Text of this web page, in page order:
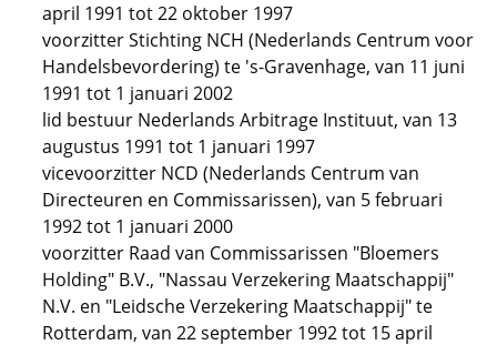
april 1991 tot 22 oktober 1997
voorzitter Stichting NCH (Nederlands Centrum voor
Handelsbevordering) te 's-Gravenhage, van 11 juni
1991 tot 1 januari 2002
lid bestuur Nederlands Arbitrage Instituut, van 13
augustus 1991 tot 1 januari 1997
vicevoorzitter NCD (Nederlands Centrum van
Directeuren en Commissarissen), van 5 februari
1992 tot 1 januari 2000
voorzitter Raad van Commissarissen "Bloemers
Holding" B.V., "Nassau Verzekering Maatschappij"
N.V. en "Leidsche Verzekering Maatschappij" te
Rotterdam, van 22 september 1992 tot 15 april